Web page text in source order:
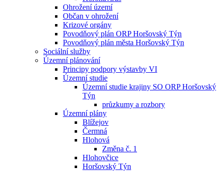
Ohrožení území
Občan v ohrožení
Krizové orgány
Povodňový plán ORP Horšovský Týn
Povodňový plán města Horšovský Týn
Sociální služby
Územní plánování
Principy podpory výstavby VI
Územní studie
Územní studie krajiny SO ORP Horšovský
Týn
průzkumy a rozbory
Územní plány
Blížejov
Čermná
Hlohová
Změna č. 1
Hlohovčice
Horšovský Týn